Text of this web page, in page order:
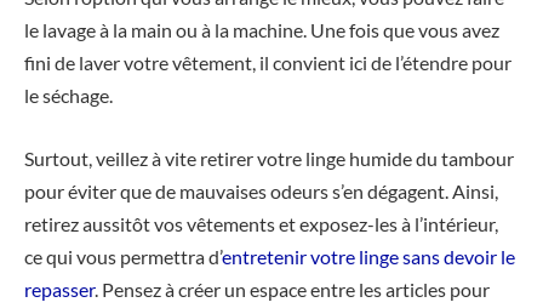
le lavage à la main ou à la machine. Une fois que vous avez
fini de laver votre vêtement, il convient ici de l’étendre pour
le séchage.
Surtout, veillez à vite retirer votre linge humide du tambour
pour éviter que de mauvaises odeurs s’en dégagent. Ainsi,
retirez aussitôt vos vêtements et exposez-les à l’intérieur,
ce qui vous permettra d’entretenir votre linge sans devoir le
repasser. Pensez à créer un espace entre les articles pour